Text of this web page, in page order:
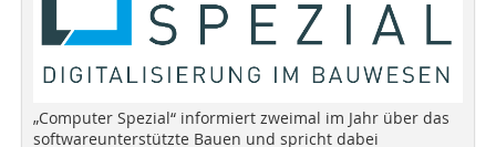
„Computer Spezial“ informiert zweimal im Jahr über das
softwareunterstützte Bauen und spricht dabei